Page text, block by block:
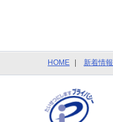
HOME 新着情報